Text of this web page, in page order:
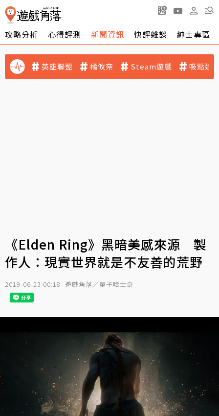
攻略分析 心得評測 新聞資訊 快評雜談 紳士專區
英雄聯盟 橘攸奈 Steam遊戲 吸點迷
《Elden Ring》黑暗美感來源 製
作人：現實世界就是不友善的荒野
2019-06-23 00:18 遊戲角落／量子哈士奇